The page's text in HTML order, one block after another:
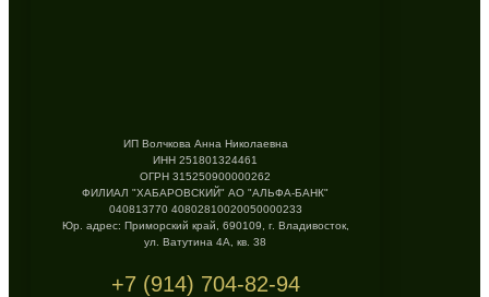
ИП Волчкова Анна Николаевна
ИНН 251801324461
ОГРН 315250900000262
ФИЛИАЛ "ХАБАРОВСКИЙ" АО "АЛЬФА-БАНК"
040813770 40802810020050000233
Юр. адрес: Приморский край, 690109, г. Владивосток,
ул. Ватутина 4А, кв. 38
+7 (914) 704-82-94